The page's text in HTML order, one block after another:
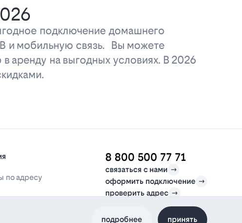
подключение домашнего
и мобильную связь. Вы можете
аренду на выгодных условиях. В 2026
по адресу
8 800 500 77 71
связаться с нами
оформить подключение
проверить адрес
подробнее принять